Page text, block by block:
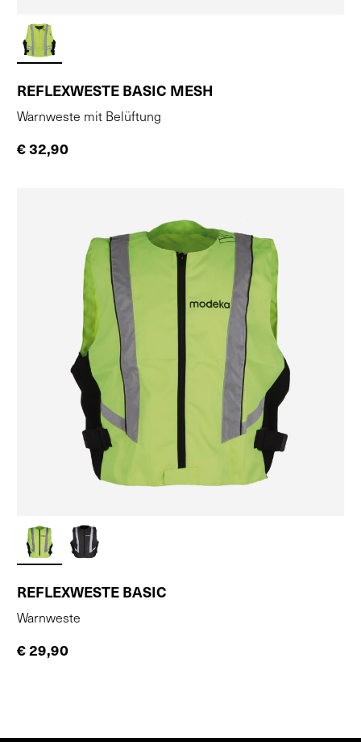
REFLEXWESTE BASIC MESH
Warnweste mit Belüftung
€ 32,90
REFLEXWESTE BASIC
Warnweste
€ 29,90